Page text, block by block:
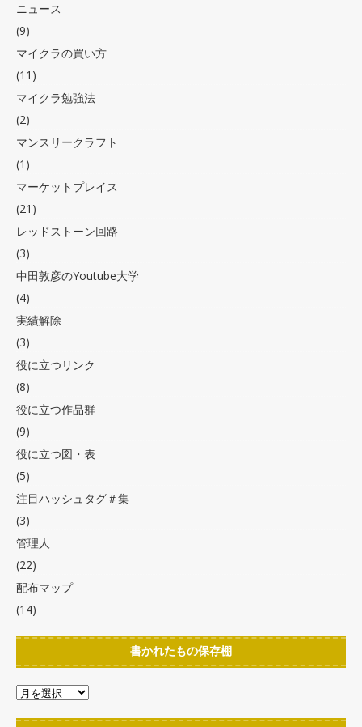
ニュース
(9)
マイクラの買い方
(11)
マイクラ勉強法
(2)
マンスリークラフト
(1)
マーケットプレイス
(21)
レッドストーン回路
(3)
中田敦彦のYoutube大学
(4)
実績解除
(3)
役に立つリンク
(8)
役に立つ作品群
(9)
役に立つ図・表
(5)
注目ハッシュタグ＃集
(3)
管理人
(22)
配布マップ
(14)
書かれたもの保存棚